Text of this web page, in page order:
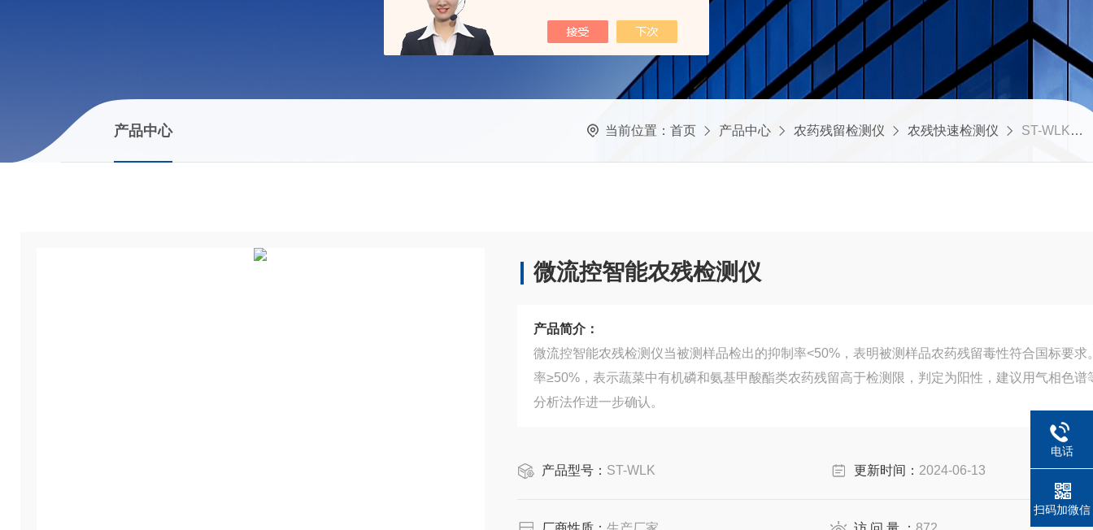
产品中心 当前位置： 首页 产品中心 农药残留检测仪 农残快速检测仪 ST-WLK微流控智能农残检测仪
微流控智能农残检测仪
产品简介：
微流控智能农残检测仪当被测样品检出的抑制率<50%，表明被测样品农药残留毒性符合国标要求
率≥50%，表示蔬菜中有机磷和氨基甲酸酯类农药残留高于检测限，判定为阳性，建议用气相色谱
分析法作进一步确认。
产品型号： ST-WLK 更新时间： 2024-06-13
电话
扫码加微信